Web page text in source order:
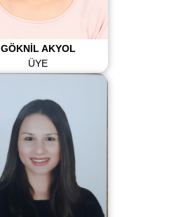
GÖKNİL AKYOL
ÜYE